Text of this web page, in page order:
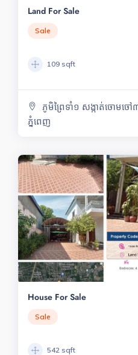
Land For Sale
Sale
109 sqft
ភូមិព្រៃទាំ១ សង្កាត់ចោមច
ភ្នំពេញ
House For Sale
Sale
542 sqft